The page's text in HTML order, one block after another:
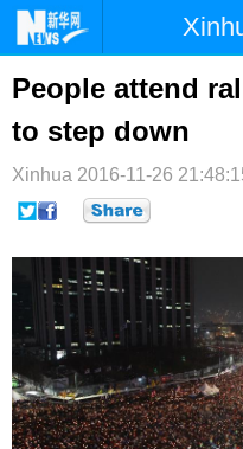
首页 时政
台湾 财经
纪检 体育
文娱
博客
People attend
to step down
Xinhua 2016-11-26